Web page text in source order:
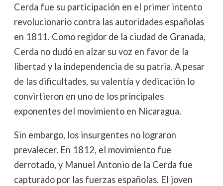
Cerda fue su participación en el primer intento
revolucionario contra las autoridades españolas
en 1811. Como regidor de la ciudad de Granada,
Cerda no dudó en alzar su voz en favor de la
libertad y la independencia de su patria. A pesar
de las dificultades, su valentía y dedicación lo
convirtieron en uno de los principales
exponentes del movimiento en Nicaragua.
Sin embargo, los insurgentes no lograron
prevalecer. En 1812, el movimiento fue
derrotado, y Manuel Antonio de la Cerda fue
capturado por las fuerzas españolas. El joven